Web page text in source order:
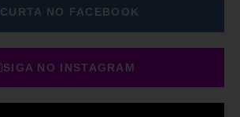
CURTA NO FACEBOOK
SIGA NO INSTAGRAM